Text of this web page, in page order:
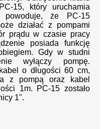
15, który uruchamia
powoduje, że PC-15
działać z pompami
prądu w czasie pracy
posiada funkcję
Gdy w studni
wyłączy pompę.
o długości 60 cm,
z pompą oraz kabel
1m. PC-15 zostało
1".